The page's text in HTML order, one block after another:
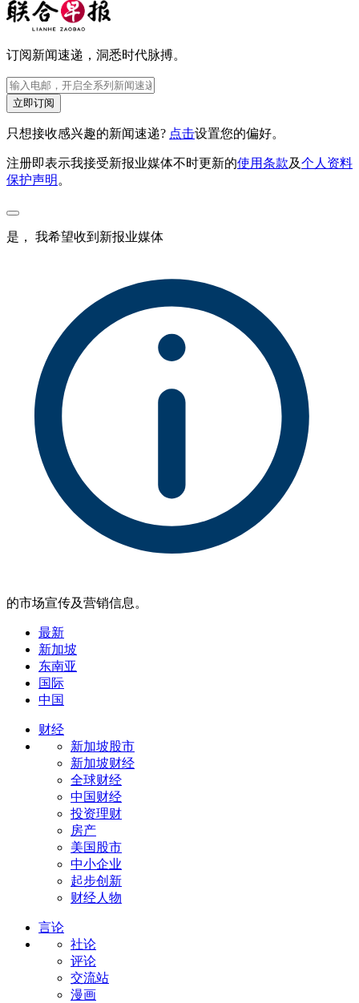
订阅新闻速递，洞悉时代脉搏。
立即订阅
只想接收感兴趣的新闻速递? 点击设置您的偏好。
注册即表示我接受新报业媒体不时更新的使用条款及个人资料
保护声明。
是， 我希望收到新报业媒体
的市场宣传及营销信息。
最新
新加坡
东南亚
国际
中国
财经
新加坡股市
新加坡财经
全球财经
中国财经
投资理财
房产
美国股市
中小企业
起步创新
财经人物
言论
社论
评论
交流站
漫画